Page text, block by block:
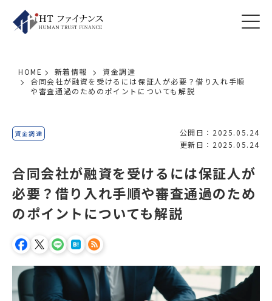
HOME 新着情報
資金調達
合同会社が融資を受けるには保証人が必要？借り入れ手順
や審査通過のためのポイントについても解説
資金調達
公開日：2025.05.24
更新日：2025.05.24
合同会社が融資を受けるには保証人が
必要？借り入れ手順や審査通過のため
のポイントについても解説